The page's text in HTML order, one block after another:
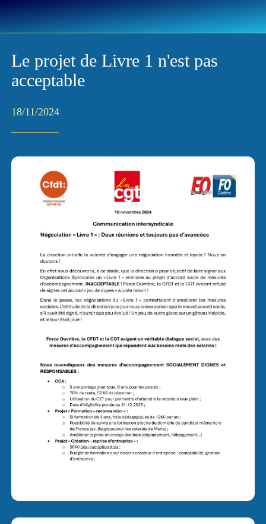
Le projet de Livre 1 n'est pas
acceptable
18/11/2024